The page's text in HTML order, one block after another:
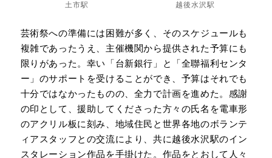
土市駅 越後水沢駅
芸術祭への準備には困難が多く、そのスケジュールも
複雑であったうえ、主催機関から提供された予算にも
限りがあった。幸い「台新銀行」と「全聯福利センタ
ー」のサポートを受けることができ、予算はそれでも
十分ではなかったものの、全力で計画を進めた。感謝
の印として、援助してくださった方々の氏名を電車形
のアクリル板に刻み、地域住民と世界各地のボランテ
ィアスタッフとの交流により、共に越後水沢駅のイン
スタレーション作品を手掛けた。作品をとおして人々